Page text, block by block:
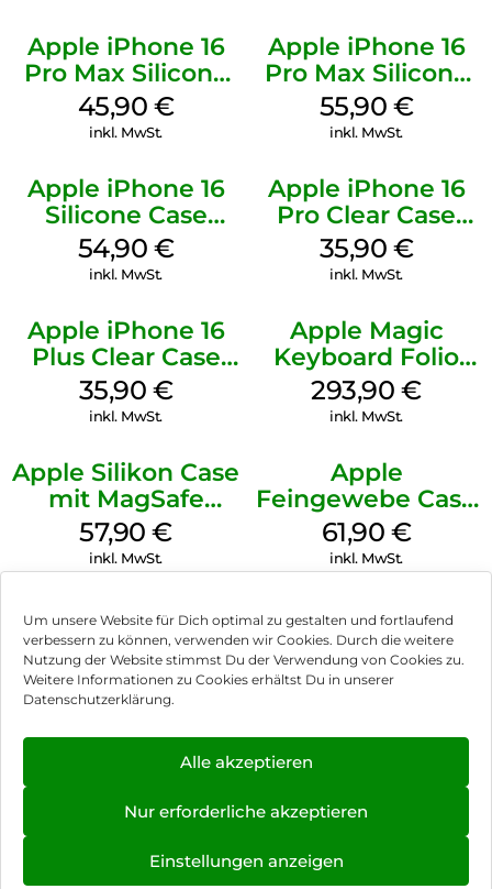
Um unsere Website für Dich optimal zu gestalten und fortlaufend
verbessern zu können, verwenden wir Cookies. Durch die weitere
Nutzung der Website stimmst Du der Verwendung von Cookies zu.
Weitere Informationen zu Cookies erhältst Du in unserer
Datenschutzerklärung.
Alle akzeptieren
Nur erforderliche akzeptieren
Einstellungen anzeigen
Apple iPhone 16
Pro Max Silicone
Case MagSafe
Ultramarine
45,90 €
inkl. MwSt.
Apple iPhone 16
Pro Max Silicone
Case MagSafe
Stone Gray
55,90 €
inkl. MwSt.
Apple iPhone 16
Silicone Case
MagSafe Lake
Green
54,90 €
inkl. MwSt.
Apple iPhone 16
Pro Clear Case
MagSafe
Transparent
35,90 €
inkl. MwSt.
Apple iPhone 16
Plus Clear Case
MagSafe
Transparent
35,90 €
inkl. MwSt.
Apple Magic
Keyboard Folio
iPad 10.9″ (10.Gen.)
Weiß
293,90€
inkl. MwSt.
Apple Silikon Case
mit MagSafe
iPhone 14 Pro
(PRODUCT)RED
57,90€
inkl. MwSt.
Apple
Feingewebe Case
iPhone 15 Pro
MagSafe Schwarz
61,90 €
inkl. MwSt.
Impressum
Hinweis zur Batterieentsorgung
Newsletter